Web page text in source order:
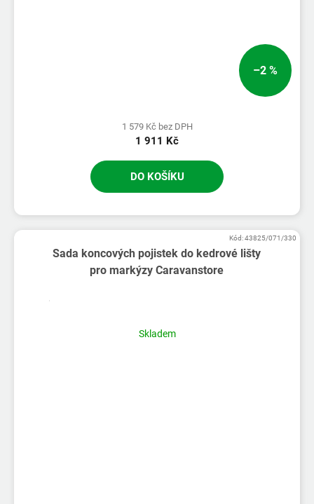
–2 %
1 579 Kč bez DPH
1 911 Kč
DO KOŠÍKU
Sada koncových pojistek do kedrové lišty
pro markýzy Caravanstore
Skladem
Kód:43825/071/330